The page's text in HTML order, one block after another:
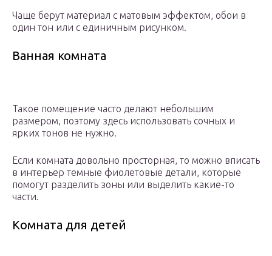
Чаще берут материал с матовым эффектом, обои в
один тон или с единичным рисунком.
Ванная комната
Такое помещение часто делают небольшим
размером, поэтому здесь использовать сочных и
ярких тонов не нужно.
Если комната довольно просторная, то можно вписать
в интерьер темные фиолетовые детали, которые
помогут разделить зоны или выделить какие-то
части.
Комната для детей